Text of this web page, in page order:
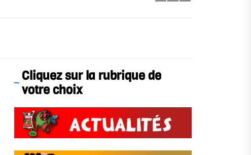
Cliquez sur la rubrique de
votre choix